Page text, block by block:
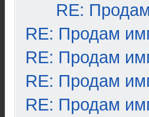
RE:
RE: Продам
RE: Продам
RE: Продам
RE: Продам